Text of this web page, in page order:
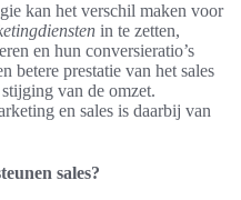
kan het verschil maken voor
in te zetten,
en hun conversieratio’s
betere prestatie van het sales
van de omzet.
en sales is daarbij van
sales?